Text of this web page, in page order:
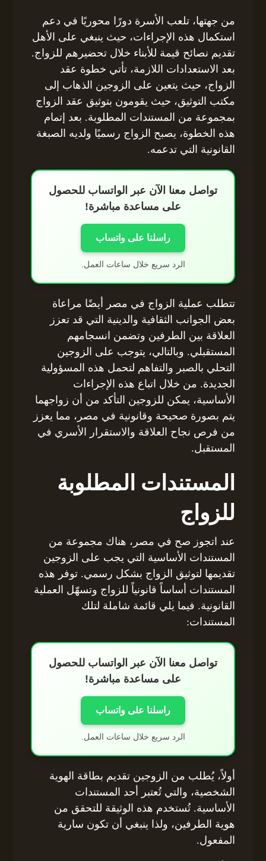
من جهتها، تلعب الأسرة دورًا محوريًا في دعم
استكمال هذه الإجراءات، حيث ينبغي على الأهل
تقديم نصائح قيمة للأبناء خلال تحضيرهم للزواج.
بعد الاستعدادات اللازمة، تأتي خطوة عقد
الزواج، حيث يتعين على الزوجين الذهاب إلى
مكتب التوثيق، حيث يقومون بتوثيق عقد الزواج
بمجموعة من المستندات المطلوبة. بعد إتمام
هذه الخطوة، يصبح الزواج رسميًا ولديه الصبغة
القانونية التي تدعمه.
تواصل معنا الآن عبر الواتساب للحصول
على مساعدة مباشرة!
راسلنا على واتساب
الرد سريع خلال ساعات العمل.
تتطلب عملية الزواج في مصر أيضًا مراعاة
بعض الجوانب الثقافية والدينية التي قد تعزز
العلاقة بين الطرفين وتضمن انسجامهم
المستقبلي. وبالتالي، يتوجب على الزوجين
التحلي بالصبر والتفاهم لتحمل هذه المسؤولية
الجديدة. من خلال اتباع هذه الإجراءات
الأساسية، يمكن للزوجين التأكد من أن زواجهما
يتم بصورة صحيحة وقانونية في مصر، مما يعزز
من فرص نجاح العلاقة والاستقرار الأسري في
المستقبل.
المستندات المطلوبة
للزواج
عند اتجوز صح في مصر، هناك مجموعة من
المستندات الأساسية التي يجب على الزوجين
تقديمها لتوثيق الزواج بشكل رسمي. توفر هذه
المستندات أساساً قانونياً للزواج وتسهّل العملية
القانونية. فيما يلي قائمة شاملة لتلك
المستندات:
تواصل معنا الآن عبر الواتساب للحصول
على مساعدة مباشرة!
راسلنا على واتساب
الرد سريع خلال ساعات العمل.
أولاً، يُطلب من الزوجين تقديم بطاقة الهوية
الشخصية، والتي تُعتبر أحد المستندات
الأساسية. تُستخدم هذه الوثيقة للتحقق من
هوية الطرفين، ولذا ينبغي أن تكون سارية
المفعول.